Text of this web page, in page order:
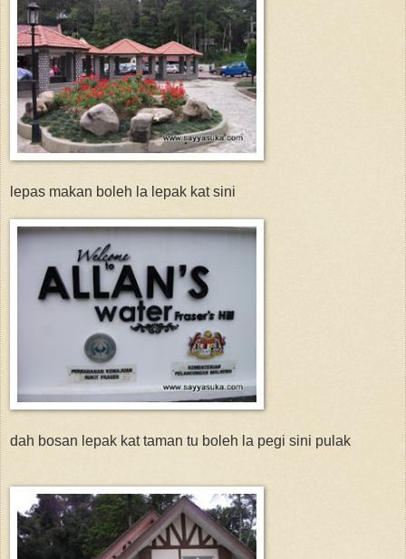
lepas makan boleh la lepak kat sini
dah bosan lepak kat taman tu boleh la pegi sini pulak